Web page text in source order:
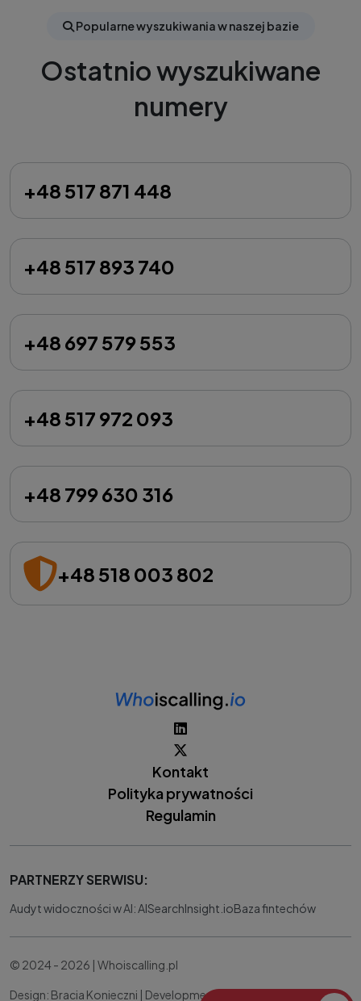
Popularne wyszukiwania w naszej bazie
Ostatnio wyszukiwane
numery
+48 517 871 448
+48 517 893 740
+48 697 579 553
+48 517 972 093
+48 799 630 316
+48 518 003 802
Kontakt
Polityka prywatności
Regulamin
PARTNERZY SERWISU:
Audyt widoczności w AI: AISearchInsight.ioBaza fintechów
© 2024 - 2026 | Whoiscalling.pl
Design: Bracia Konieczni | Development: